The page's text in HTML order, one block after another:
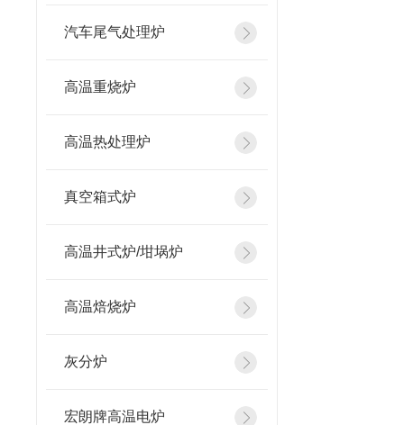
汽车尾气处理炉
高温重烧炉
高温热处理炉
真空箱式炉
高温井式炉/坩埚炉
高温焙烧炉
灰分炉
宏朗牌高温电炉